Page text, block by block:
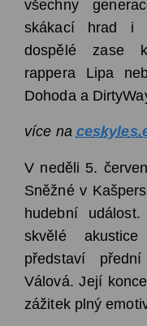
všechny
skákací hrad i
dospělé zase
rappera Lipa
Dohoda a
více na
V neděli 5.
Sněžné v
hudební
skvělé
představí
Válová. Její
zážitek plný